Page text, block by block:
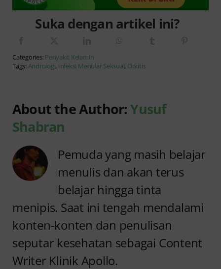
Suka dengan artikel ini?
Categories: Penyakit Kelamin
Tags: Andrologi, Infeksi Menular Seksual, Orkitis
About the Author:Yusuf
Shabran
Pemuda yang masih belajar
menulis dan akan terus
belajar hingga tinta
menipis. Saat ini tengah mendalami
konten-konten dan penulisan
seputar kesehatan sebagai Content
Writer Klinik Apollo.